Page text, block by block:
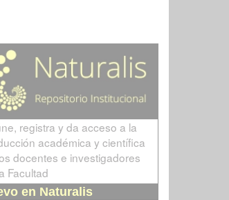
registra y da acceso a la
académica y científica
docentes e investigadores
Facultad
en Naturalis